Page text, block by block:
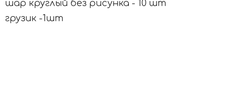
шар круглый без рисунка - 10 шт
грузик -1шт